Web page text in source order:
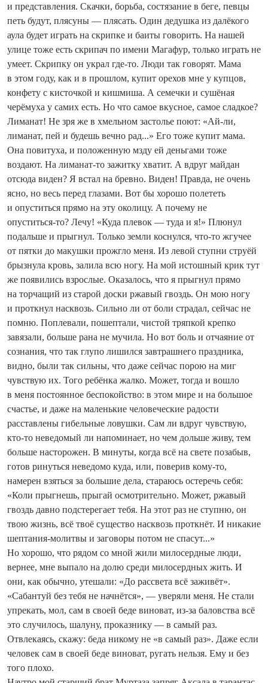
и представления. Скачки, борьба, состязание в беге, певцы
петь будут, плясуны — плясать. Один дедушка из далёкого
аула будет играть на скрипке и баиты говорить. На нашей
улице тоже есть скрипач по имени Магафур, только играть не
умеет. Скрипку он украл где-то. Люди так говорят. Мама
в этом году, как и в прошлом, купит орехов мне у купцов,
конфету с кисточкой и кишмиша. А семечки и сушёная
черёмуха у самих есть. Но что самое вкусное, самое сладкое?
Лиманат! Не зря же в хмельном застолье поют: «Ай-ли,
лиманат, пей и будешь вечно рад...» Его тоже купит мама.
Она повитуха, и положенную мзду ей деньгами тоже
воздают. На лиманат-то зажитку хватит. А вдруг майдан
отсюда виден? Я встал на бревно. Виден! Правда, не очень
ясно, но весь перед глазами. Вот бы хорошо полететь
и опуститься прямо на эту околицу. А почему не
опуститься‑то? Лечу! «Куда плевок — туда и я!» Плюнул
подальше и прыгнул. Только земли коснулся, что-то жгучее
от пятки до макушки прожгло меня. Из левой ступни струёй
брызнула кровь, залила всю ногу. На мой истошный крик тут
же появились взрослые. Оказалось, что я прыгнул прямо
на торчащий из старой доски ржавый гвоздь. Он мою ногу
и про­ткнул насквозь. Сильно ли от боли страдал, сейчас не
помню. Поплевали, пошептали, чистой тряпкой крепко
завязали, больше рана не мучила. Но вот боль и отчаяние от
сознания, что так глупо лишился завтрашнего праздника,
видно, были так сильны, что даже сейчас порою на миг
чувствую их. Того ребёнка жалко. Может, тогда и вошло
в меня постоянное беспокойство: в этом мире и на большое
счастье, и даже на маленькие человеческие радости
расставлены гибельные ловушки. Сам ли вдруг чувствую,
кто-то неведомый ли напоминает, но чем дольше живу, тем
больше насторожен. В минуты, ко­гда всё на свете позабыв,
готов ринуться неведомо куда, или, поверив кому‑то,
намерен взяться за большие дела, стараюсь остеречь себя:
«Коли прыгнешь, прыгай осмотрительно. Может, ржавый
гвоздь давно подстерегает тебя. На этот раз не ступню, он
твою жизнь, всё твоё существо насквозь проткнёт. И никакие
шептания‑молитвы и заговоры потом не спасут...»
Но хорошо, что рядом со мной жили милосердные люди,
вернее, мне выпало на долю среди милосердных жить. И
они, как обычно, утешали: «До рассвета всё заживёт».
«Сабантуй без тебя не начнётся», — уверяли меня. Не стали
упрекать, мол, сам в своей беде виноват, из-за баловства всё
это случилось, шалуну, проказнику — в самый раз.
Отвлекаясь, скажу: беда никому не «в самый раз». Даже если
человек сам в своей беде виноват, ругать нельзя. Ему и без
того плохо.